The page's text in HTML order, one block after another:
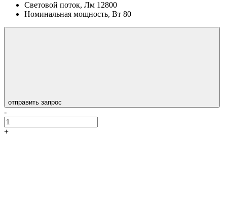
Световой поток, Лм 12800
Номинальная мощность, Вт 80
отправить запрос
-
+